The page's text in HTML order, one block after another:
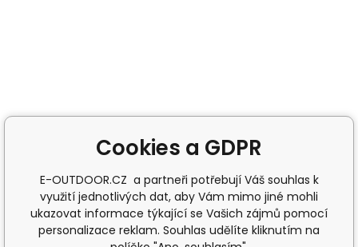
Cookies a GDPR
E-OUTDOOR.CZ a partneři potřebují Váš souhlas k
využití jednotlivých dat, aby Vám mimo jiné mohli
ukazovat informace týkající se Vašich zájmů pomocí
personalizace reklam. Souhlas udělíte kliknutím na